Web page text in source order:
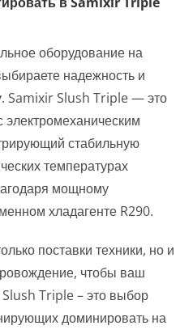
оборудование на
надежность и
Samixir Slush Triple — это
стабильную
температурах
мощному
хладагенте R290.
поставки техники, но и
чтобы ваш
Triple – это выбор
доминировать на